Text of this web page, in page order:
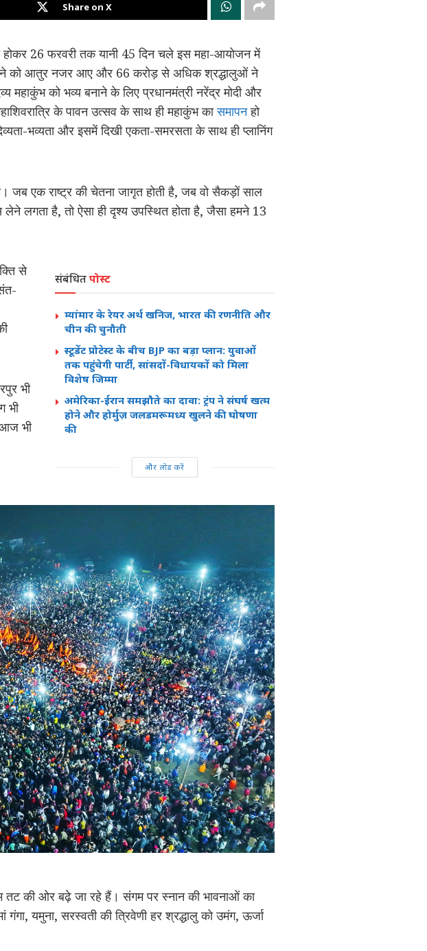
Share on X
26 फरवरी तक यानी 45 दिन चले इस महा-आयोजन में
को आतुर नजर आए और 66 करोड़ से अधिक श्रद्धालुओं ने
महाकुंभ को भव्य बनाने के लिए प्रधानमंत्री नरेंद्र मोदी और
के पावन उत्सव के साथ ही महाकुंभ कासमापनहो
भव्यता और इसमें दिखी एकता-समरसता के साथ ही प्लानिंग
एक राष्ट्र की चेतना जागृत होती है, जब वो सैकड़ों साल
लगता है, तो ऐसा ही दृश्य उपस्थित होता है, जैसा हमने 13
संबंधितपोस्ट
म्यांमार के रेयर अर्थ खनिज, भारत की रणनीति और
चीन की चुनौती
स्टूडेंट प्रोटेस्ट के बीच BJP का बड़ा प्लान: युवाओं
तक पहुंचेगी पार्टी, सांसदों-विधायकों को मिला
विशेष जिम्मा
अमेरिका-ईरान समझौते का दावा: ट्रंप ने संघर्ष खत्म
होने और होर्मुज़ जलडमरूमध्य खुलने की घोषणा
की
और लोड करें
से
भी
भी
आज भी
की ओर बढ़े जा रहे हैं। संगम पर स्नान की भावनाओं का
यमुना, सरस्वती की त्रिवेणी हर श्रद्धालु को उमंग, ऊर्जा